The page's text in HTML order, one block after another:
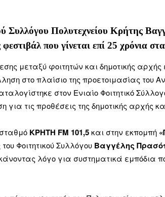
Συλλόγου Πολυτεχνείου Κρήτης
που γίνεται επί 25 χρόνια
μεταξύ φοιτητών και δημοτικής αρχής
στο πλαίσιο της προετοιμασίας του
στον Ενιαίο Φοιτητικό
για τις προθέσεις της δημοτικής αρχής
ΚΡΗΤΗ FM 101,5και στην εκπομπή
Φοιτητικού Συλλόγου Βαγγέλης
λόγο για συστηματικά εμπόδια